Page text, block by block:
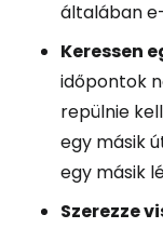
általában
Keressen
időpontok
repülnie
egy másik
egy másik
Szerezze